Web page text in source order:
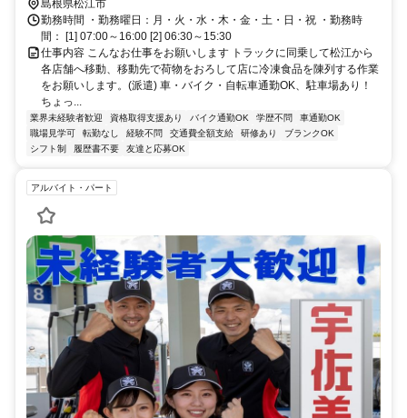
島根県松江市
勤務時間 ・勤務曜日：月・火・水・木・金・土・日・祝 ・勤務時
間： [1] 07:00～16:00 [2] 06:30～15:30
仕事内容 こんなお仕事をお願いします トラックに同乗して松江から
各店舗へ移動、移動先で荷物をおろして店に冷凍食品を陳列する作業
をお願いします。(派遣) 車・バイク・自転車通勤OK、駐車場あり！
ちょっ...
業界未経験者歓迎 資格取得支援あり バイク通勤OK 学歴不問
車通勤OK
職場見学可
転勤なし 経験不問 交通費全額支給 研修あり
ブランクOK
シフト制
履歴書不要 友達と応募OK
アルバイト・パート